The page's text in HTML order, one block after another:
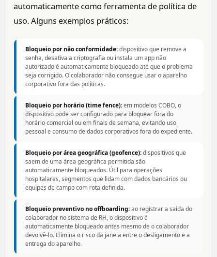
automaticamente como ferramenta de política de
uso. Alguns exemplos práticos:
Bloqueio por não conformidade:dispositivo que remove a
senha, desativa a criptografia ou instala um app não
autorizado é automaticamente bloqueado até que o problema
seja corrigido. O colaborador não consegue usar o aparelho
corporativo fora das políticas.
Bloqueio por horário (time fence):em modelos COBO, o
dispositivo pode ser configurado para bloquear fora do
horário comercial ou em finais de semana, evitando uso
pessoal e consumo de dados corporativos fora do expediente.
Bloqueio por área geográfica (geofence):dispositivos que
saem de uma área geográfica permitida são
automaticamente bloqueados. Útil para operações
hospitalares, segmentos que lidam com dados bancários ou
equipes de campo com rota definida.
Bloqueio preventivo no offboarding:ao registrar a saída do
colaborador no sistema de RH, o dispositivo é
automaticamente bloqueado antes mesmo de o colaborador
devolvê-lo. Elimina o risco da janela entre o desligamento e a
entrega do aparelho.